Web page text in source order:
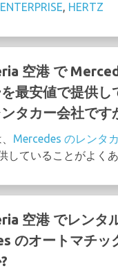
ENTERPRISE, HERTZ
空港 で
最安値で提供し
タカー会社です
Mercedes のレンタ
していることがよくあ
空港 でレンタ
のオートマチッ